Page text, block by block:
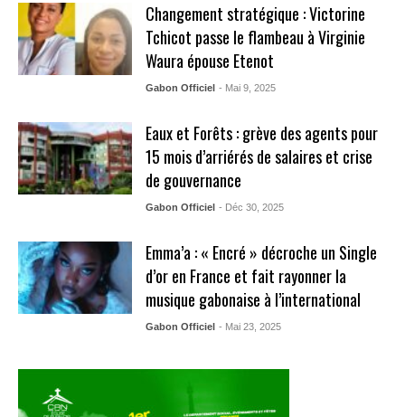
Changement stratégique : Victorine
Tchicot passe le flambeau à Virginie
Waura épouse Etenot
Gabon Officiel - Mai 9, 2025
Eaux et Forêts : grève des agents pour
15 mois d’arriérés de salaires et crise
de gouvernance
Gabon Officiel - Déc 30, 2025
Emma’a : « Encré » décroche un Single
d’or en France et fait rayonner la
musique gabonaise à l’international
Gabon Officiel - Mai 23, 2025